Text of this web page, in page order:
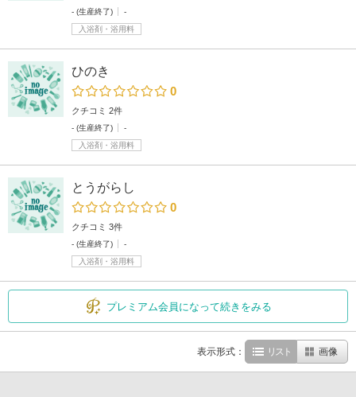
- (生産終了)
-
入浴剤・浴用料
ひのき
0
クチコミ 2件
- (生産終了)
-
入浴剤・浴用料
とうがらし
0
クチコミ 3件
- (生産終了)
-
入浴剤・浴用料
プレミアム会員になって続きをみる
表示形式： リスト 画像